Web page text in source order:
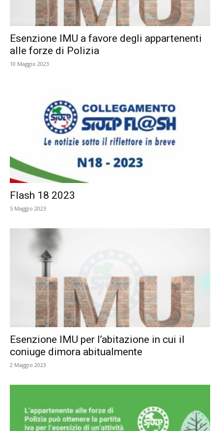
Esenzione IMU a favore degli appartenenti
alle forze di Polizia
10 Maggio 2023
Flash 18 2023
5 Maggio 2023
Esenzione IMU per l’abitazione in cui il
coniuge dimora abitualmente
2 Maggio 2023